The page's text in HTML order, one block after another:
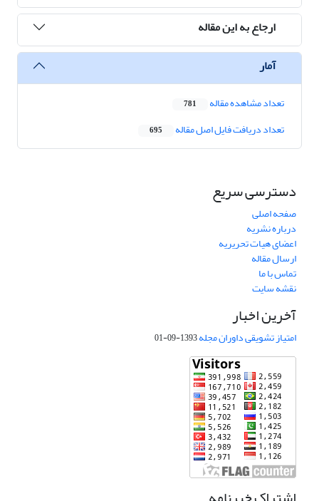
ارجاع به این مقاله
آمار
تعداد مشاهده مقاله 781
تعداد دریافت فایل اصل مقاله 695
دسترسی سریع
صفحه اصلی
درباره نشریه
اعضای هیات تحریریه
ارسال مقاله
تماس با ما
نقشه سایت
آخرین اخبار
امتیاز تشویقی داوران مجله1393-09-01